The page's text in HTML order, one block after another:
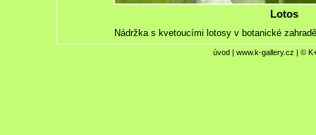
Lotos
Nádržka s kvetoucími lotosy v botanické
úvod| www.k-gallery.cz | ©